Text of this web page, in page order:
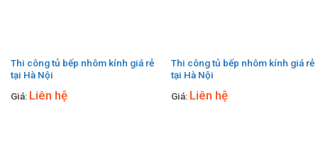
Thi công tủ bếp nhôm kính giá rẻ
tại Hà Nội
Giá: Liên hệ
Thi công tủ bếp nhôm kính giá rẻ
tại Hà Nội
Giá: Liên hệ